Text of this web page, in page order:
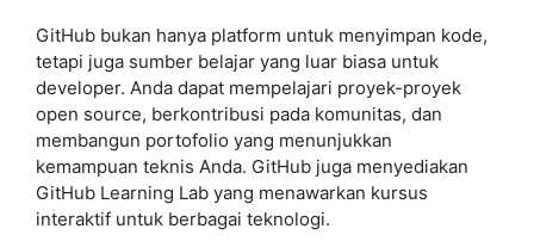
GitHub bukan hanya platform untuk menyimpan kode,
tetapi juga sumber belajar yang luar biasa untuk
developer. Anda dapat mempelajari proyek-proyek
open source, berkontribusi pada komunitas, dan
membangun portofolio yang menunjukkan
kemampuan teknis Anda. GitHub juga menyediakan
GitHub Learning Lab yang menawarkan kursus
interaktif untuk berbagai teknologi.